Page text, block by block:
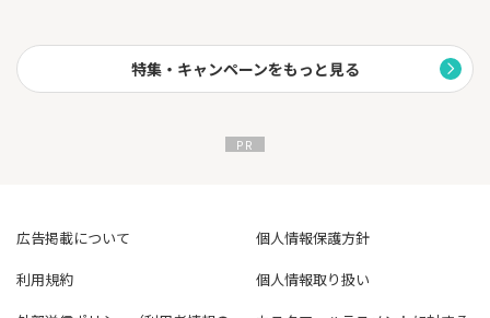
特集・キャンペーンをもっと見る
広告掲載について
個人情報保護方針
利用規約
個人情報取り扱い